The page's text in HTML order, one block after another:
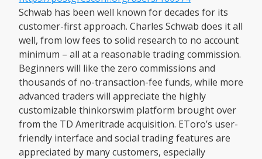
Schwab has been well known for decades for its
customer-first approach. Charles Schwab does it all
well, from low fees to solid research to no account
minimum – all at a reasonable trading commission.
Beginners will like the zero commissions and
thousands of no-transaction-fee funds, while more
advanced traders will appreciate the highly
customizable thinkorswim platform brought over
from the TD Ameritrade acquisition. EToro’s user-
friendly interface and social trading features are
appreciated by many customers, especially